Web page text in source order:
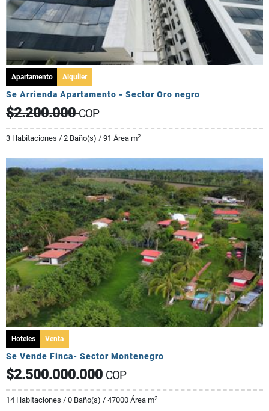
Apartamento Alquiler
Se Arrienda Apartamento - Sector Oro negro
$2.200.000COP
3 Habitaciones / 2 Baño(s) / 91 Área m2
Hoteles Venta
Se Vende Finca- Sector Montenegro
$2.500.000.000 COP
14 Habitaciones / 0 Baño(s) / 47000 Área m2